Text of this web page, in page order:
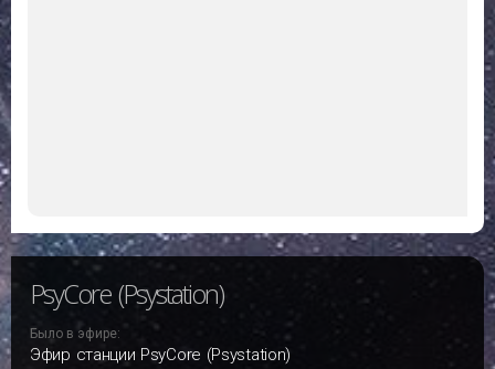
PsyCore (Psystation)
Было в эфире:
Эфир станции PsyCore (Psystation)